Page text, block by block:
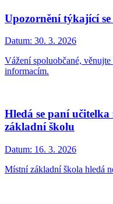
Upozornění týkající
Datum: 30. 3. 2026
Vážení spoluobčané,
informacím.
Hledá se paní
základní školu
Datum: 16. 3. 2026
Místní základní škola hledá